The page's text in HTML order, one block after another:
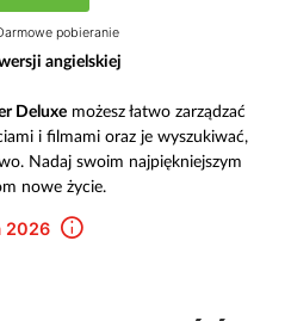
pobieranie
angielskiej
Deluxemożesz łatwo zarządzać
i filmami oraz je wyszukiwać,
Nadaj swoim najpiękniejszym
nowe życie.
2026